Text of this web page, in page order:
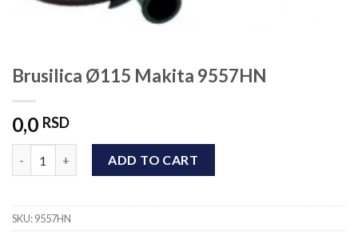
Brusilica Ø115 Makita 9557HN
0,0 RSD
ADD TO CART
SKU:9557HN